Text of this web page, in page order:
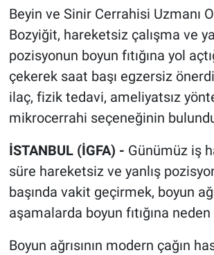
Beyin ve Sinir Cerrahisi Uzmanı
Bozyiğit, hareketsiz çalışma ve
pozisyonun boyun fıtığına yol
çekerek saat başı egzersiz
ilaç, fizik tedavi, ameliyatsız
mikrocerrahi seçeneğinin
İSTANBUL (İGFA) - Günümüz iş
süre hareketsiz ve yanlış
başında vakit geçirmek, boyun
aşamalarda boyun fıtığına
Boyun ağrısının modern çağın